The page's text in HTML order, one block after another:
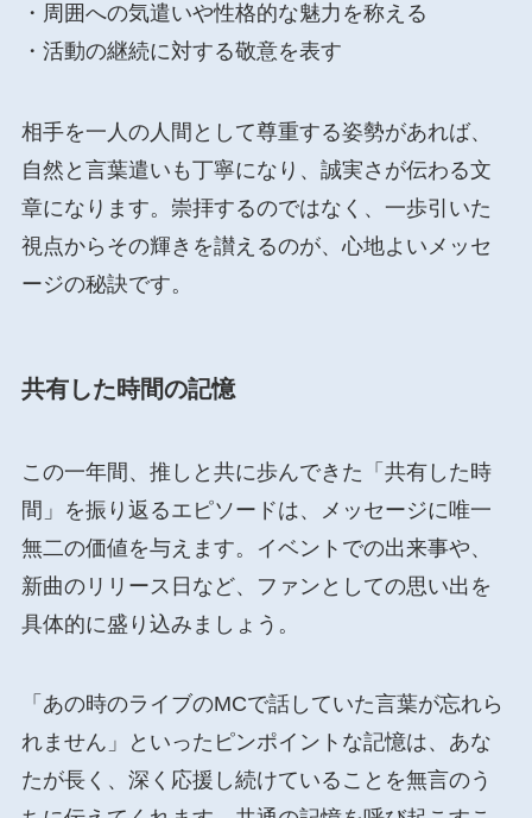
・周囲への気遣いや性格的な魅力を称える
・活動の継続に対する敬意を表す
相手を一人の人間として尊重する姿勢があれば、
自然と言葉遣いも丁寧になり、誠実さが伝わる文
章になります。崇拝するのではなく、一歩引いた
視点からその輝きを讃えるのが、心地よいメッセ
ージの秘訣です。
共有した時間の記憶
この一年間、推しと共に歩んできた「共有した時
間」を振り返るエピソードは、メッセージに唯一
無二の価値を与えます。イベントでの出来事や、
新曲のリリース日など、ファンとしての思い出を
具体的に盛り込みましょう。
「あの時のライブのMCで話していた言葉が忘れら
れません」といったピンポイントな記憶は、あな
たが長く、深く応援し続けていることを無言のう